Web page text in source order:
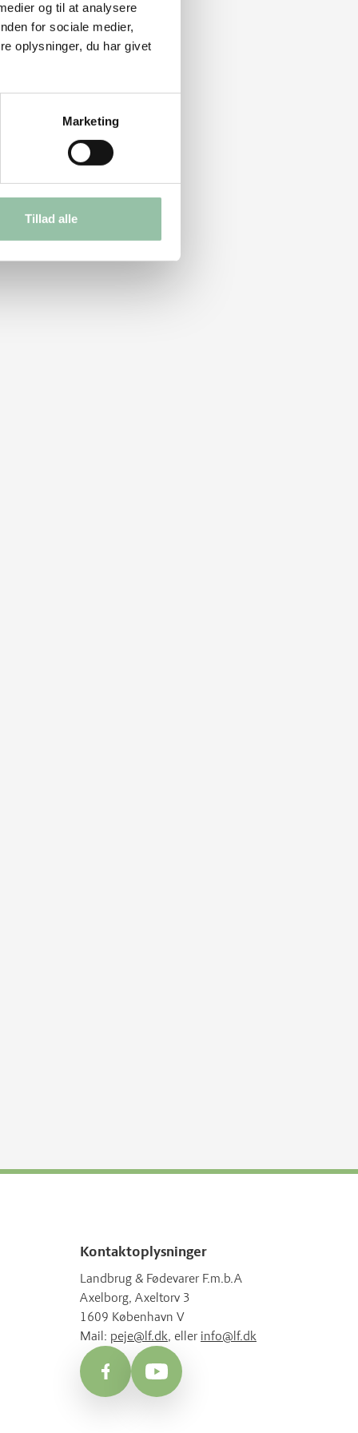
og til at analysere
for sociale medier,
oplysninger, du har givet
Marketing
Tillad alle
Kontaktoplysninger
Landbrug & Fødevarer F.m.b.A
Axelborg, Axeltorv 3
1609 København V
Mail: peje@lf.dk, eller info@lf.dk
FacebookYouTube